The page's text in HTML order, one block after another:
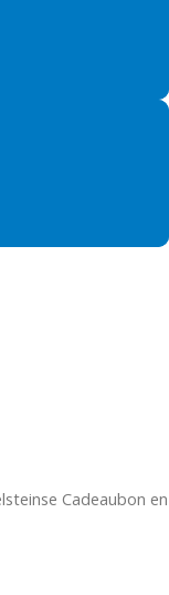
Cadeaubon en